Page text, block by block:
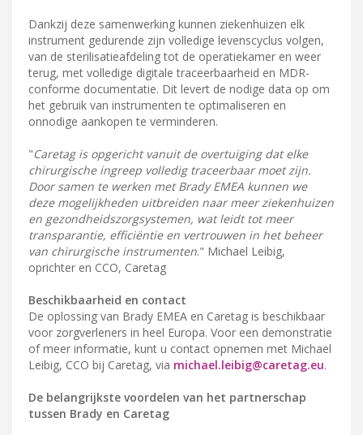
Dankzij deze samenwerking kunnen ziekenhuizen elk
instrument gedurende zijn volledige levenscyclus volgen,
van de sterilisatieafdeling tot de operatiekamer en weer
terug, met volledige digitale traceerbaarheid en MDR-
conforme documentatie. Dit levert de nodige data op om
het gebruik van instrumenten te optimaliseren en
onnodige aankopen te verminderen.
"Caretag is opgericht vanuit de overtuiging dat elke
chirurgische ingreep volledig traceerbaar moet zijn.
Door samen te werken met Brady EMEA kunnen we
deze mogelijkheden uitbreiden naar meer ziekenhuizen
en gezondheidszorgsystemen, wat leidt tot meer
transparantie, efficiëntie en vertrouwen in het beheer
van chirurgische instrumenten." Michael Leibig,
oprichter en CCO, Caretag
Beschikbaarheid en contact
De oplossing van Brady EMEA en Caretag is beschikbaar
voor zorgverleners in heel Europa. Voor een demonstratie
of meer informatie, kunt u contact opnemen met Michael
Leibig, CCO bij Caretag, via michael.leibig@caretag.eu.
De belangrijkste voordelen van het partnerschap
tussen Brady en Caretag